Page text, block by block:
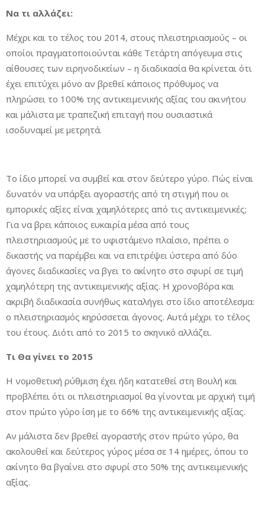
Να τι αλλάζει:
Μέχρι και το τέλος του 2014, στους πλειστηριασμούς – οι
οποίοι πραγματοποιούνται κάθε Τετάρτη απόγευμα στις
αίθουσες των ειρηνοδικείων – η διαδικασία θα κρίνεται ότι
έχει επιτύχει μόνο αν βρεθεί κάποιος πρόθυμος να
πληρώσει το 100% της αντικειμενικής αξίας του ακινήτου
και μάλιστα με τραπεζική επιταγή που ουσιαστικά
ισοδυναμεί με μετρητά.
Το ίδιο μπορεί να συμβεί και στον δεύτερο γύρο. Πώς είναι
δυνατόν να υπάρξει αγοραστής από τη στιγμή που οι
εμπορικές αξίες είναι χαμηλότερες από τις αντικειμενικές;
Για να βρει κάποιος ευκαιρία μέσα από τους
πλειστηριασμούς με το υφιστάμενο πλαίσιο, πρέπει ο
δικαστής να παρέμβει και να επιτρέψει ύστερα από δύο
άγονες διαδικασίες να βγει το ακίνητο στο σφυρί σε τιμή
χαμηλότερη της αντικειμενικής αξίας. Η χρονοβόρα και
ακριβή διαδικασία συνήθως καταλήγει στο ίδιο αποτέλεσμα:
ο πλειστηριασμός κηρύσσεται άγονος. Αυτά μέχρι το τέλος
του έτους. Διότι από το 2015 το σκηνικό αλλάζει.
Τι Θα γίνει το 2015
Η νομοθετική ρύθμιση έχει ήδη κατατεθεί στη Βουλή και
προβλέπει ότι οι πλειστηριασμοί θα γίνονται με αρχική τιμή
στον πρώτο γύρο ίση με το 66% της αντικειμενικής αξίας.
Αν μάλιστα δεν βρεθεί αγοραστής στον πρώτο γύρο, θα
ακολουθεί και δεύτερος γύρος μέσα σε 14 ημέρες, όπου το
ακίνητο θα βγαίνει στο σφυρί στο 50% της αντικειμενικής
αξίας.